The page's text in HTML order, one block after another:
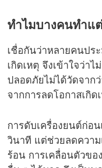
ทำไมบางคนทำแ
เชื่อกันว่าหลายคนปร
เกิดเหตุ จึงเข้าใจว่า
ปลอดภัยไม่ได้วัดจาก
จากการลดโอกาสเกิ
การดับเครื่องยนต์ก่อ
วินาที แต่ช่วยลดความ
ร้อน การเคลื่อนตัวข